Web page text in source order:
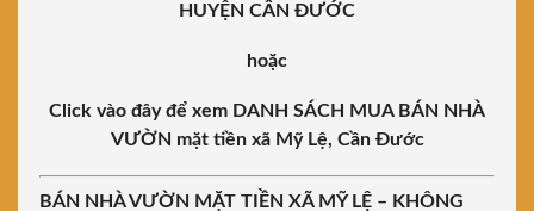
HUYỆN CẦN ĐƯỚC
hoặc
Click vào đây để xem DANH SÁCH MUA BÁN NHÀ
VƯỜN mặt tiền xã Mỹ Lệ, Cần Đước
BÁN NHÀ VƯỜN MẶT TIỀN XÃ MỸ LỆ – KHÔNG